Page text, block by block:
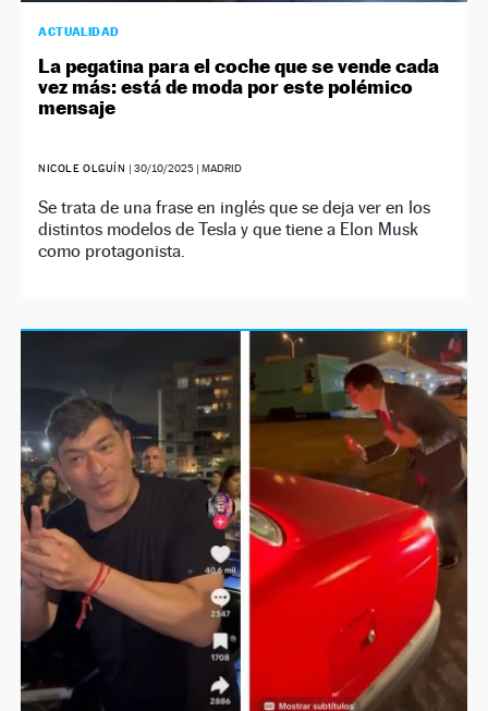
ACTUALIDAD
La pegatina para el coche que se vende cada
vez más: está de moda por este polémico
mensaje
NICOLE OLGUÍN | 30/10/2025| MADRID
Se trata de una frase en inglés que se deja ver en los
distintos modelos de Tesla y que tiene a Elon Musk
como protagonista.